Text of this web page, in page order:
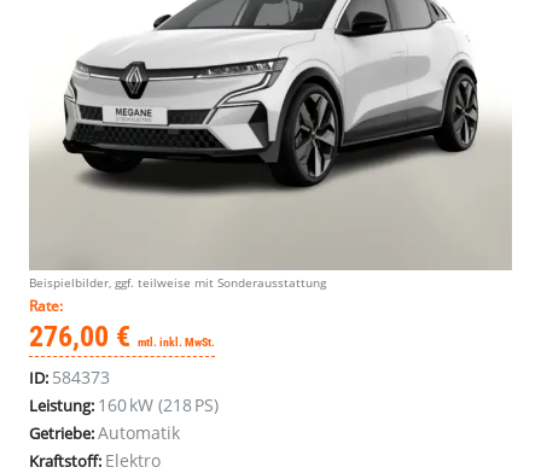
Beispielbilder, ggf. teilweise mit Sonderausstattung
Rate:
276,00 € mtl. inkl. MwSt.
ID: 584373
Leistung: 160 kW (218 PS)
Getriebe:Automatik
Kraftstoff: Elektro